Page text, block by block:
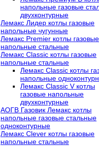
напольные газовые
двухконтурные
Лемакс Лидер котлы газовые
напольные чугунные
Лемакс Premier котлы газовые
напольные стальные
Лемакс Classic котлы газовые
напольные стальные
Лемакс Classic котлы
напольные
Лемакс Classic V котлы
газовые напольные
двухконтурные
АОГВ Газовик Лемакс котлы
напольные газовые стальные
одноконтурные
Лемакс Clever котлы газовые
напольные стальные